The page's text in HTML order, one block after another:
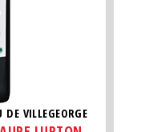
VILLEGEORGE